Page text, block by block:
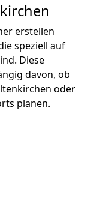
erstellen
speziell auf
Diese
davon, ob
oder
planen.